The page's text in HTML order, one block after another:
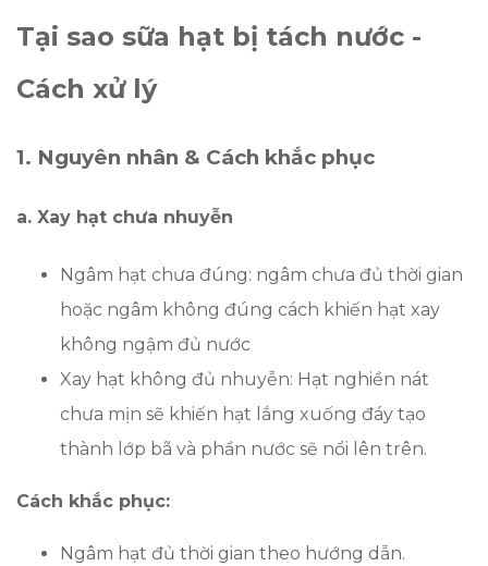
Tại sao sữa hạt bị tách nước -
Cách xử lý
1. Nguyên nhân & Cách khắc phục
a. Xay hạt chưa nhuyễn
Ngâm hạt chưa đúng: ngâm chưa đủ thời gian
hoặc ngâm không đúng cách khiến hạt xay
không ngậm đủ nước
Xay hạt không đủ nhuyễn: Hạt nghiền nát
chưa mịn sẽ khiến hạt lắng xuống đáy tạo
thành lớp bã và phần nước sẽ nổi lên trên.
Cách khắc phục:
Ngâm hạt đủ thời gian theo hướng dẫn.